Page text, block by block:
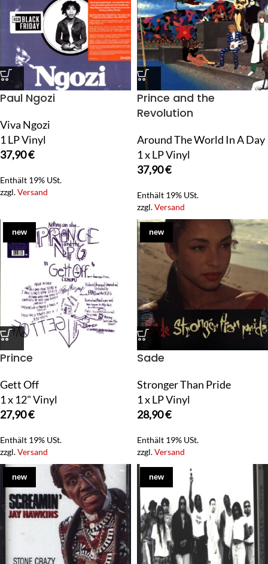
Paul Ngozi
Viva Ngozi
1 LP Vinyl
37,90€
Enthält 19% USt.
zzgl.Versand
Prince and the
Revolution
Around The World In A Day
1 x LP Vinyl
37,90€
Enthält 19% USt.
zzgl.Versand
new
Prince
Gett Off
1 x 12" Vinyl
27,90€
Enthält 19% USt.
zzgl.Versand
new
Sade
Stronger Than Pride
1 x LP Vinyl
28,90€
Enthält 19% USt.
zzgl.Versand
new new